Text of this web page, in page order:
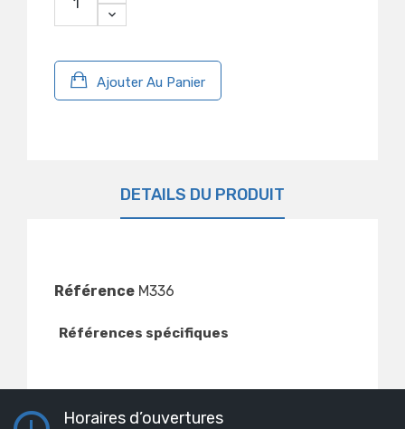
Ajouter Au Panier
DÉTAILS DU PRODUIT
Référence M336
Références spécifiques
Horaires d’ouvertures